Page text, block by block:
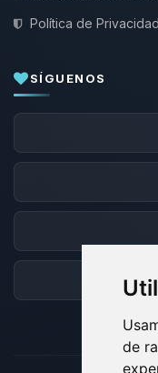
de
Política de Privacidad
SÍGUENOS